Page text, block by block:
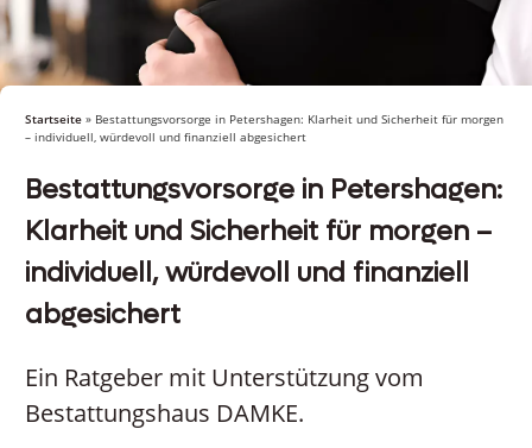
Startseite » Bestattungsvorsorge in Petershagen: Klarheit und Sicherheit für morgen
– individuell, würdevoll und finanziell abgesichert
Bestattungsvorsorge in Petershagen:
Klarheit und Sicherheit für morgen –
individuell, würdevoll und finanziell
abgesichert
Ein Ratgeber mit Unterstützung vom
Bestattungshaus DAMKE.